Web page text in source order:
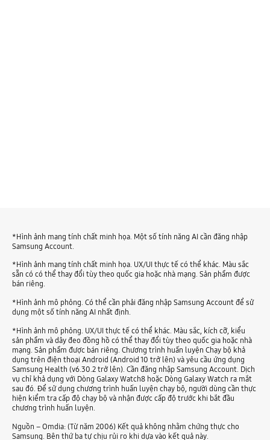
*Hình ảnh mang tính chất minh họa. Một số tính năng AI cần đăng nhập
Samsung Account.
*Hình ảnh mang tính chất minh họa. UX/UI thực tế có thể khác. Màu sắc
sẵn có có thể thay đổi tùy theo quốc gia hoặc nhà mạng. Sản phẩm được
bán riêng.
*Hình ảnh mô phỏng. Có thể cần phải đăng nhập Samsung Account để sử
dụng một số tính năng AI nhất định.
*Hình ảnh mô phỏng. UX/UI thực tế có thể khác. Màu sắc, kích cỡ, kiểu
sản phẩm và dây đeo đồng hồ có thể thay đổi tùy theo quốc gia hoặc nhà
mạng. Sản phẩm được bán riêng. Chương trình huấn luyện Chạy bộ khả
dụng trên điện thoại Android (Android 10 trở lên) và yêu cầu ứng dụng
Samsung Health (v6.30.2 trở lên). Cần đăng nhập Samsung Account. Dịch
vụ chỉ khả dụng với Dòng Galaxy Watch8 hoặc Dòng Galaxy Watch ra mắt
sau đó. Để sử dụng chương trình huấn luyện chạy bộ, người dùng cần thực
hiện kiểm tra cấp độ chạy bộ và nhận được cấp độ trước khi bắt đầu
chương trình huấn luyện.
Nguồn – Omdia: (Từ năm 2006) Kết quả không nhằm chứng thực cho
Samsung. Bên thứ ba tự chịu rủi ro khi dựa vào kết quả này.